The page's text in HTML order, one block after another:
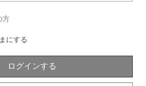
方
にする
ログインする